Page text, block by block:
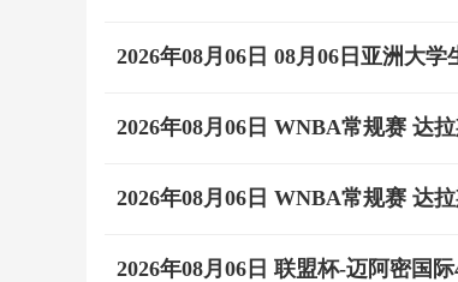
2026年08月06日 08月06日亚洲大
2026年08月06日 WNBA常规赛 达
2026年08月06日 WNBA常规赛 达
2026年08月06日 联盟杯-迈阿密国